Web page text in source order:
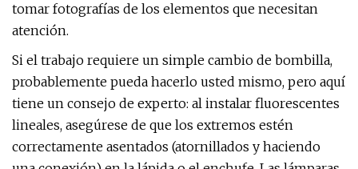
tomar fotografías de los elementos que necesitan
atención.
Si el trabajo requiere un simple cambio de bombilla,
probablemente pueda hacerlo usted mismo, pero aquí
tiene un consejo de experto: al instalar fluorescentes
lineales, asegúrese de que los extremos estén
correctamente asentados (atornillados y haciendo